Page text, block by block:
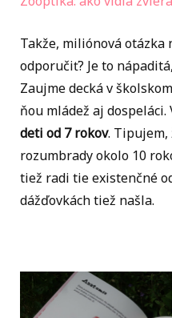
Takže, miliónová otázka
odporučiť? Je to
Zaujme decká v
ňou mládež aj
deti od 7 rokov.
rozumbrady okolo 10
tiež radi tie existenčné
dážďovkách tiež našla.